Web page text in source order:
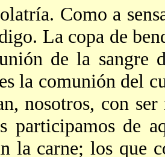
Como a
La copa de
de la sangre
la comunión del
nosotros, con
participamos de
la carne; los que